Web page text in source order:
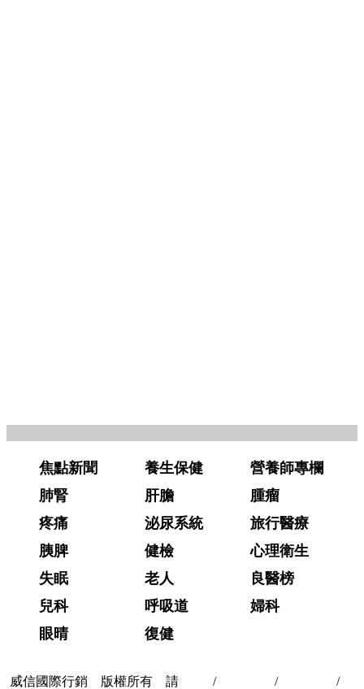
焦點新聞 養生保健
營養師專欄
肺腎
肝膽
腫瘤
疼痛
泌尿系統
旅行醫療
胰脾
健檢
心理衛生
失眠
老人
良醫榜
兒科
呼吸道
婦科
眼晴
復健
威信國際行銷 版權所有 請
/ / /